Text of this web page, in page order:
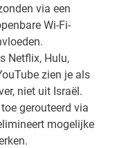
via een
Wi-Fi-
Netflix, Hulu,
zien je als
niet uit Israël.
gerouteerd via
mogelijke